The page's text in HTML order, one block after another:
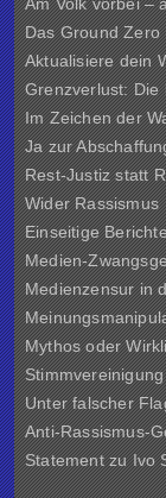
Am Volk vorbei –
Das Ground Zero
Aktualisiere dein
Grenzverlust: Die
Im Zeichen der
Ja zur
Rest-Justiz statt
Wider Rassismus
Einseitige
Medien-
Medienzensur in
Mythos oder
Stimmvereinigung
Unter falscher
Anti-Rassismus-
Statement zu Ivo